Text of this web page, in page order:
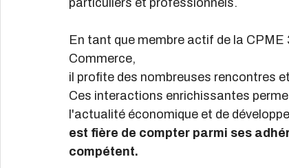
particuliers et professionnels.
En tant que membre actif de la
Commerce,
il profite des nombreuses rencontres
Ces interactions enrichissantes
l'actualité économique et de
est fière de compter parmi ses
compétent.